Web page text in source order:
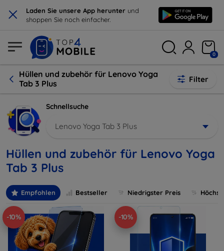
× Laden Sie unsere App herunter und
shoppen Sie noch einfacher.
0
Hüllen und zubehör für Lenovo Yoga
Tab 3 Plus
Filter
Schnellsuche
Lenovo Yoga Tab 3 Plus
Hüllen und zubehör für Lenovo Yoga
Tab 3 Plus
Empfohlen Bestseller Niedrigster Preis
-10% -10%